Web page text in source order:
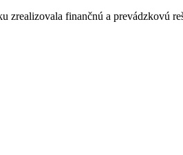
finančnú a prevádzkovú